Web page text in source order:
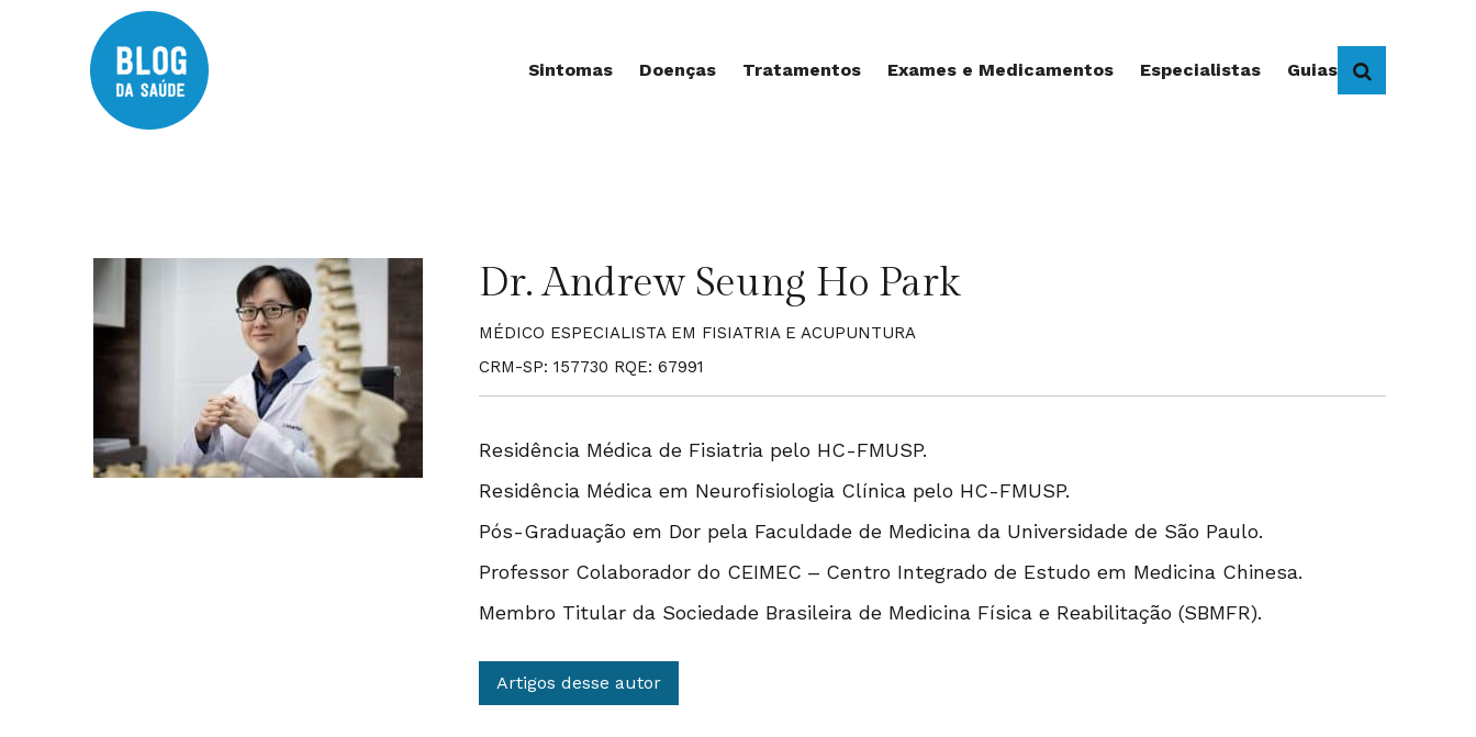
Sintomas Doenças Tratamentos Exames e Medicamentos Especialistas Guias BUSCAR
Dr. Andrew Seung Ho Park
MÉDICO ESPECIALISTA EM FISIATRIA E ACUPUNTURA
CRM-SP: 157730 RQE: 67991
Residência Médica de Fisiatria pelo HC-FMUSP.
Residência Médica em Neurofisiologia Clínica pelo HC-FMUSP.
Pós-Graduação em Dor pela Faculdade de Medicina da Universidade de São Paulo.
Professor Colaborador do CEIMEC – Centro Integrado de Estudo em Medicina Chinesa.
Membro Titular da Sociedade Brasileira de Medicina Física e Reabilitação (SBMFR).
Artigos desse autor